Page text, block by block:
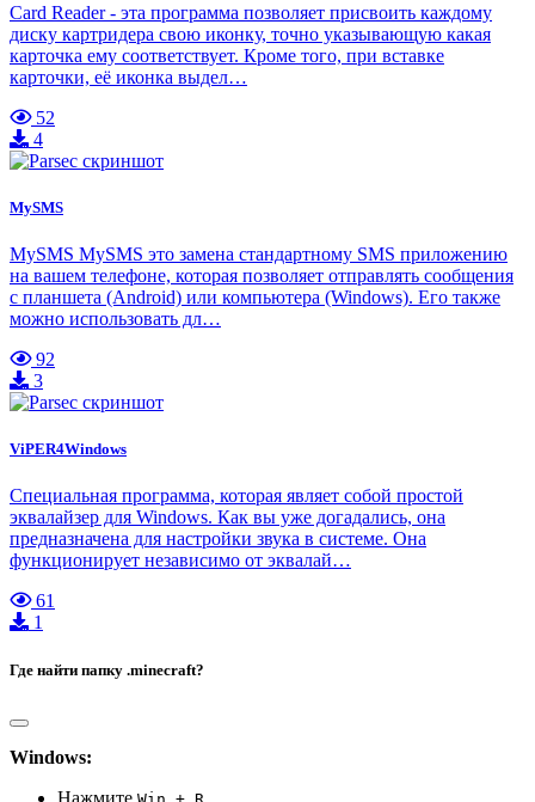
Card Reader - эта программа позволяет присвоить каждому
диску картридера свою иконку, точно указывающую какая
карточка ему соответствует. Кроме того, при вставке
карточки, её иконка выдел…
52
4
MySMS
MySMS MySMS это замена стандартному SMS приложению
на вашем телефоне, которая позволяет отправлять сообщения
с планшета (Android) или компьютера (Windows). Его также
можно использовать дл…
92
3
ViPER4Windows
Специальная программа, которая являет собой простой
эквалайзер для Windows. Как вы уже догадались, она
предназначена для настройки звука в системе. Она
функционирует независимо от эквалай…
61
1
Где найти папку .minecraft?
Windows:
Нажмите